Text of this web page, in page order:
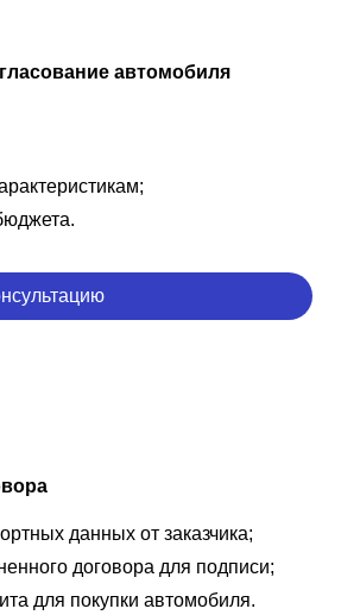
автомобиля
данных от заказчика;
договора для подписи;
для покупки автомобиля.